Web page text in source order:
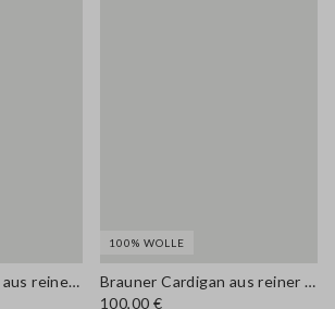
Braune Strickjacke aus reiner Wolle mit Rundhalsausschnitt, Regular Fit
100% WOLLE
Brauner Cardigan aus reiner Wolle mit Rundhalsausschnitt, Regular Fit
100,00 €